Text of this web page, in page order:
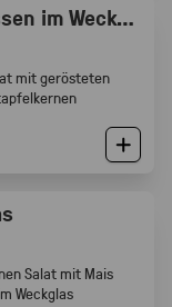
Blanchierter Spinat mit Walnüssen im Weckglas
mit gerösteten
Salat mit Mais
Weckglas